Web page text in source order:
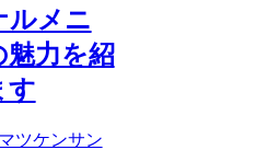
ルメニ
魅力を紹
す
ツケンサン